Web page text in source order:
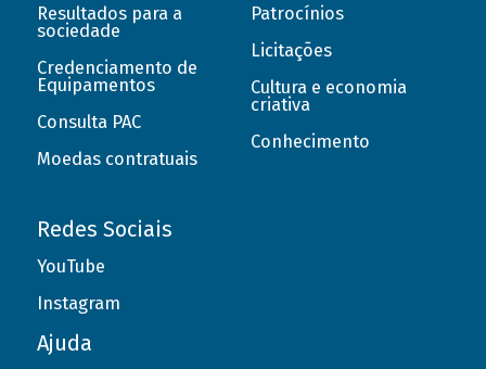
Resultados para a
sociedade
Credenciamento de
Equipamentos
Consulta PAC
Moedas contratuais
Patrocínios
Licitações
Cultura e economia
criativa
Conhecimento
Redes Sociais
YouTube
Instagram
Ajuda